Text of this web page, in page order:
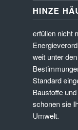
HINZE
erfüllen nicht
weit unter
Standard
Baustoffe
schonen sie
Umwelt.